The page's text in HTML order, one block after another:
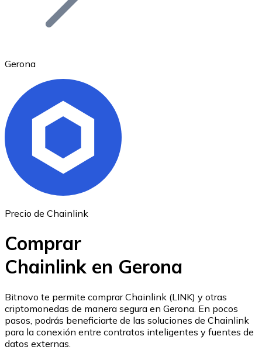
Ethereum
USD Coin
USDC
Gerona
Precio de Chainlink
Comprar
Chainlink en Gerona
Bitnovo te permite comprar Chainlink (LINK) y otras
criptomonedas de manera segura en Gerona. En pocos
pasos, podrás beneficiarte de las soluciones de Chainlink
para la conexión entre contratos inteligentes y fuentes de
datos externas.